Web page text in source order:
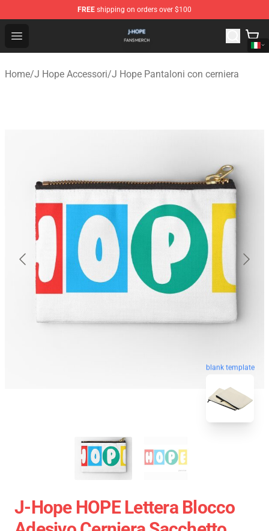
FREE shipping on orders over $100
Open menu
J Hope Shop - Official J Hope Merchandise Store
Home/J Hope Accessori/J Hope Pantaloni con cerniera
blank template
J-Hope HOPE Lettera Blocco